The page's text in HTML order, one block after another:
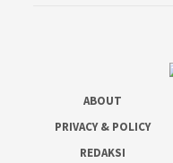
ABOUT
PRIVACY & POLICY
REDAKSI